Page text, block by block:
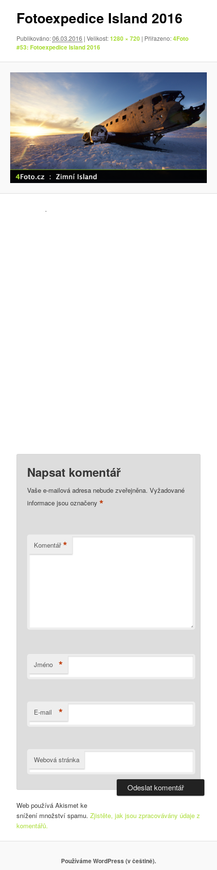
Fotoexpedice Island 2016
Publikováno:06.03.2016 | Velikost:1280 × 720 | Přiřazeno:4Foto
#53: Fotoexpedice Island 2016
.
Napsat komentář
Vaše e-mailová adresa nebude zveřejněna. Vyžadované
informace jsou označeny*
Komentář *
Jméno *
E-mail *
Webová stránka
Web používá Akismet ke
snížení množství spamu.Zjistěte, jak jsou zpracovávány údaje z
komentářů.
Používáme WordPress (v češtině).